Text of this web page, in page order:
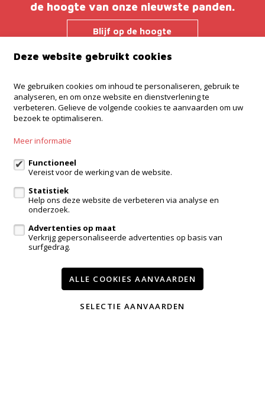
de hoogte van onze nieuwste panden.
Blijf op de hoogte
Immo Troef
Brusselsesteenweg 38
9280 Lebbeke
info@immotroef.be
Volg ons op:
Te huur
Contact
Deze website gebruikt cookies
We gebruiken cookies om inhoud te personaliseren, gebruik te
analyseren, en om onze website en dienstverlening te
verbeteren. Gelieve de volgende cookies te aanvaarden om uw
bezoek te optimaliseren.
Meer informatie
Functioneel
Vereist voor de werking van de website.
Statistiek
Help ons deze website de verbeteren via analyse en
onderzoek.
Advertenties op maat
Verkrijg gepersonaliseerde advertenties op basis van
surfgedrag.
ALLE COOKIES AANVAARDEN
SELECTIE AANVAARDEN